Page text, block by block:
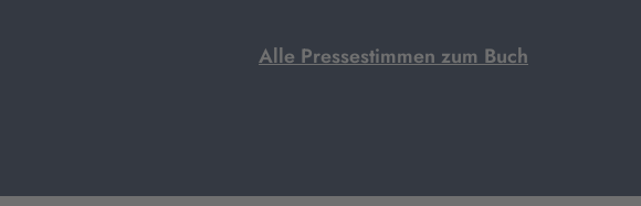
Alle Pressestimmen zum Buch